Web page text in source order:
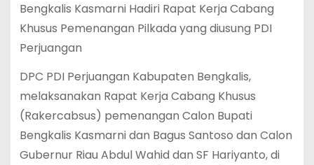
Bengkalis Kasmarni Hadiri Rapat Kerja Cabang
Khusus Pemenangan Pilkada yang diusung PDI
Perjuangan
DPC PDI Perjuangan Kabupaten Bengkalis,
melaksanakan Rapat Kerja Cabang Khusus
(Rakercabsus) pemenangan Calon Bupati
Bengkalis Kasmarni dan Bagus Santoso dan Calon
Gubernur Riau Abdul Wahid dan SF Hariyanto, di